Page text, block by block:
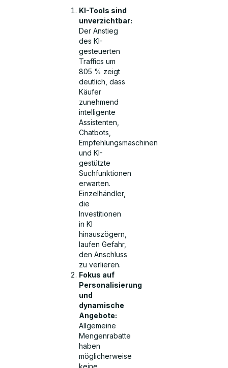
KI-Tools sind
unverzichtbar:
Der Anstieg
des KI-
gesteuerten
Traffics um
805 % zeigt
deutlich, dass
Käufer
zunehmend
intelligente
Assistenten,
Chatbots,
Empfehlungsmaschinen
und KI-
gestützte
Suchfunktionen
erwarten.
Einzelhändler,
die
Investitionen
in KI
hinauszögern,
laufen Gefahr,
den Anschluss
zu verlieren.
Fokus auf
Personalisierung
und
dynamische
Angebote:
Allgemeine
Mengenrabatte
haben
möglicherweise
keine